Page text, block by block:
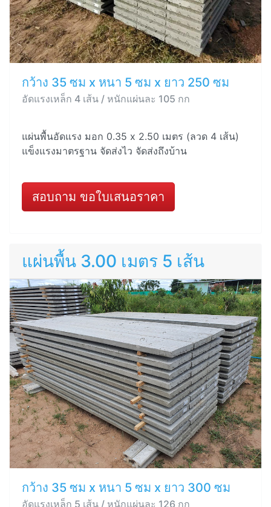
กว้าง 35 ซม x หนา 5 ซม x ยาว 250 ซม
อัดแรงเหล็ก 4 เส้น / หนักแผ่นละ 105 กก
แผ่นพื้นอัดแรง มอก 0.35 x 2.50 เมตร (ลวด 4 เส้น)
แข็งแรงมาตรฐาน จัดส่งไว จัดส่งถึงบ้าน
สอบถาม ขอใบเสนอราคา
แผ่นพื้น 3.00 เมตร 5 เส้น
กว้าง 35 ซม x หนา 5 ซม x ยาว 300 ซม
อัดแรงเหล็ก 5 เส้น / หนักแผ่นละ 126 กก